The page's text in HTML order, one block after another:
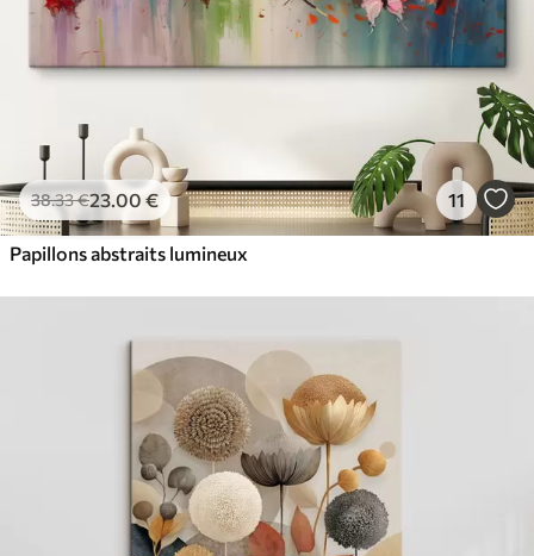
38.33€23.00 € 11
Papillons abstraits lumineux